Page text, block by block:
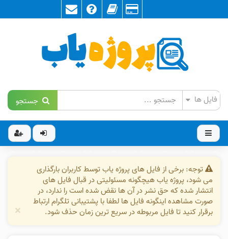
جستجو
توجه: برخی از فایل های پروژه یاب توسط کاربران بارگذاری
می شود، پروژه یاب هیچگونه مسئولیتی در قبال فایل های
انتشار شده که حق نشر در آن ها نقض شده است را ندارد، در
صورت مشاهده اینگونه فایل ها لطفا با پشتیبانی تلگرام ارتباط
برقرار کنید تا فایل مربوطه در سریع ترین زمان حذف شود.
×